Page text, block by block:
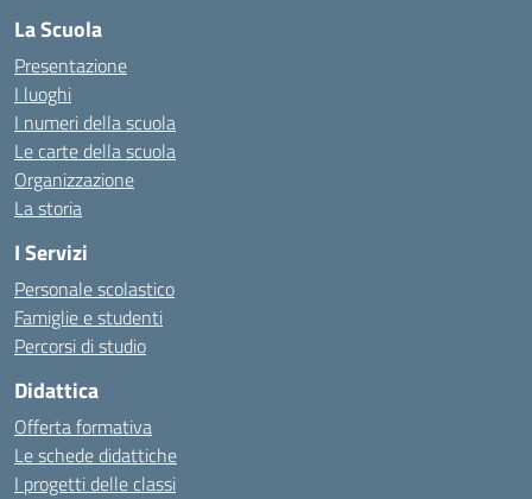
La Scuola
Presentazione
I luoghi
I numeri della scuola
Le carte della scuola
Organizzazione
La storia
I Servizi
Personale scolastico
Famiglie e studenti
Percorsi di studio
Didattica
Offerta formativa
Le schede didattiche
I progetti delle classi